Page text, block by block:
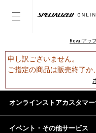
Rovalアッ
申し訳ございません。
ご指定の商品は販売終了か
オンラインストアカスタマ
イベント・その他サービス